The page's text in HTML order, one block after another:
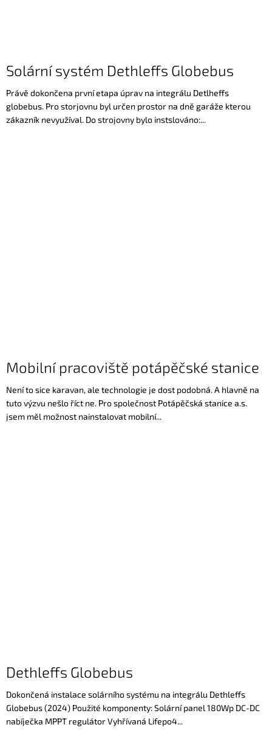
Solární systém Dethleffs Globebus
Právě dokončena první etapa úprav na integrálu Detlheffs
globebus. Pro storjovnu byl určen prostor na dně garáže kterou
zákazník nevyužíval. Do strojovny bylo instslováno:...
Mobilní pracoviště potápěčské stanice
Není to sice karavan, ale technologie je dost podobná. A hlavně na
tuto výzvu nešlo říct ne. Pro společnost Potápěčská stanice a.s.
jsem měl možnost nainstalovat mobilní...
Dethleffs Globebus
Dokončená instalace solárního systému na integrálu Dethleffs
Globebus (2024) Použité komponenty: Solární panel 180Wp DC-DC
nabíječka MPPT regulátor Vyhřívaná Lifepo4...